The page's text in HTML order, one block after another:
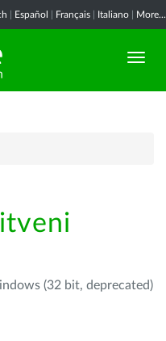
Español Français Italiano More...
(32 bit, deprecated)